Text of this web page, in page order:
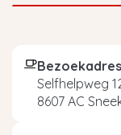
Bezoekadres
Selfhelpweg
8607 AC